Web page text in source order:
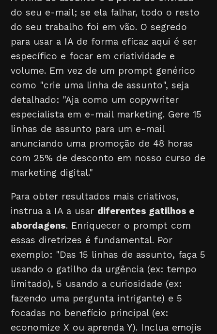
do seu e-mail; se ela falhar, todo o resto
do seu trabalho foi em vão. O segredo
para usar a IA de forma eficaz aqui é ser
específico e focar em criatividade e
volume. Em vez de um prompt genérico
como "crie uma linha de assunto", seja
detalhado: "Aja como um copywriter
especialista em e-mail marketing. Gere 15
linhas de assunto para um e-mail
anunciando uma promoção de 48 horas
com 25% de desconto em nosso curso de
marketing digital."
Para obter resultados mais criativos,
instrua a IA a usar diferentes gatilhos e
abordagens. Enriquecer o prompt com
essas diretrizes é fundamental. Por
exemplo: "Das 15 linhas de assunto, faça 5
usando o gatilho da urgência (ex: tempo
limitado), 5 usando a curiosidade (ex:
fazendo uma pergunta intrigante) e 5
focadas no benefício principal (ex:
economize X ou aprenda Y). Inclua emojis